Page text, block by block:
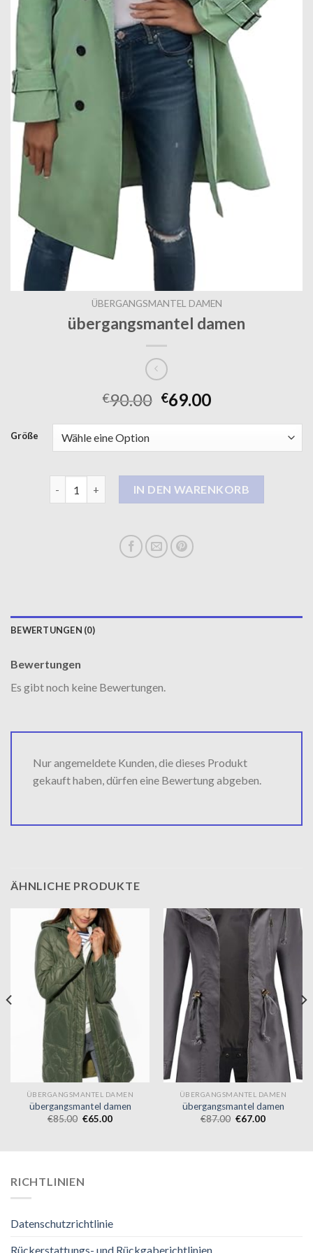
ÜBERGANGSMANTEL DAMEN
übergangsmantel damen
€90.00 €69.00
Größe
IN DEN WARENKORB
BEWERTUNGEN (0)
Bewertungen
Es gibt noch keine Bewertungen.
Nur angemeldete Kunden, die dieses Produkt
gekauft haben, dürfen eine Bewertung abgeben.
ÄHNLICHE PRODUKTE
ÜBERGANGSMANTEL DAMEN
übergangsmantel damen
€85.00 €65.00
ÜBERGANGSMANTEL DAMEN
übergangsmantel damen
€87.00 €67.00
RICHTLINIEN
Datenschutzrichtlinie
Rückerstattungs- und Rückgaberichtlinien